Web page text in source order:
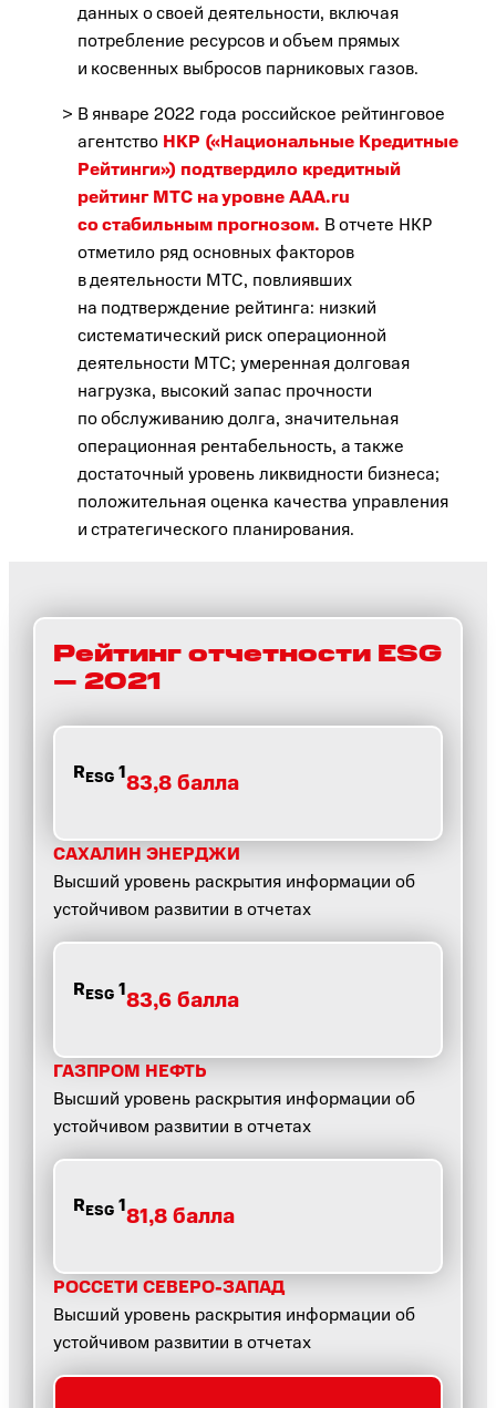
данных о своей деятельности, включая
потребление ресурсов и объем прямых
и косвенных выбросов парниковых газов.
В январе 2022 года российское рейтинговое
агентство НКР («Национальные Кредитные
Рейтинги») подтвердило кредитный
рейтинг МТС на уровне AAA.ru
со стабильным прогнозом. В отчете НКР
отметило ряд основных факторов
в деятельности МТС, повлиявших
на подтверждение рейтинга: низкий
систематический риск операционной
деятельности МТС; умеренная долговая
нагрузка, высокий запас прочности
по обслуживанию долга, значительная
операционная рентабельность, а также
достаточный уровень ликвидности бизнеса;
положительная оценка качества управления
и стратегического планирования.
Рейтинг отчетности ESG
— 2021
RESG 183,8 балла
САХАЛИН ЭНЕРДЖИ
Высший уровень раскрытия информации об
устойчивом развитии в отчетах
RESG 183,6 балла
ГАЗПРОМ НЕФТЬ
Высший уровень раскрытия информации об
устойчивом развитии в отчетах
RESG 181,8 балла
РОССЕТИ СЕВЕРО-ЗАПАД
Высший уровень раскрытия информации об
устойчивом развитии в отчетах